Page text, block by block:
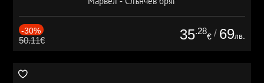
-30%
50.11€ 35.28
€ / 69лв.